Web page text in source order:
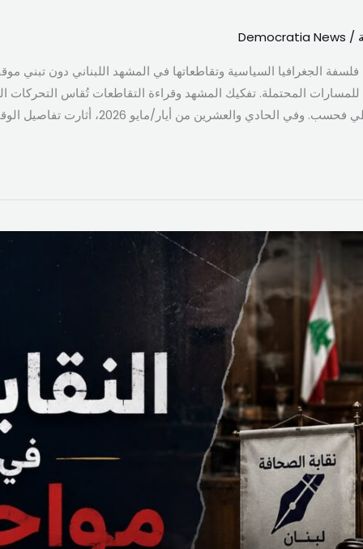
/
Democratia News
الجغرافيا السياسية وتقاطعاتها في المشهد اللبناني دون تبني
المحتملة. تفكيك المشهد وقراءة التقاطعات تُقاس التحركات
والعشرين من أيار/مايو 2026، أثارت تفاصيل الوقفة البروتوكولية